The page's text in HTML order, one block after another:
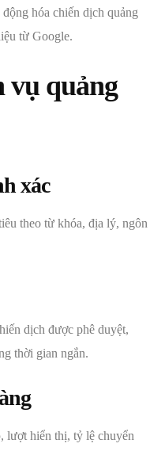
hóa chiến dịch quảng
từ Google.
vụ quảng
xác
theo từ khóa, địa lý, ngôn
dịch được phê duyệt,
thời gian ngắn.
lượt hiển thị, tỷ lệ chuyển